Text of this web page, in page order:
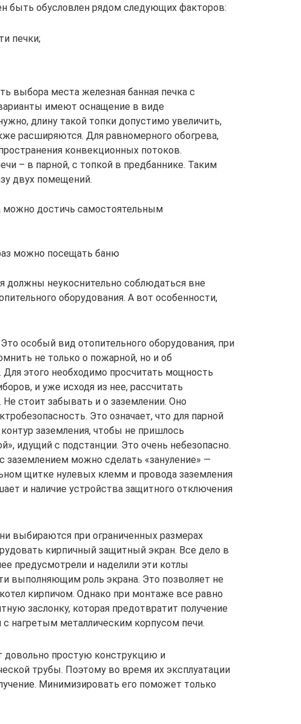
быть обусловлен рядом следующих факторов:
печки;
выбора места железная банная печка с
имеют оснащение в виде
длину такой топки допустимо увеличить,
расширяются. Для равномерного обогрева,
конвекционных потоков.
– в парной, с топкой в предбаннике. Таким
двух помещений.
можно достичь самостоятельным
можно посещать баню
неукоснительно соблюдаться вне
оборудования. А вот особенности,
особый вид отопительного оборудования, при
не только о пожарной, но и об
Для этого необходимо просчитать мощность
и уже исходя из нее, рассчитать
стоит забывать и о заземлении. Оно
Это означает, что для парной
заземления, чтобы не пришлось
идущий с подстанции. Это очень небезопасно.
заземлением можно сделать «зануление» —
щитке нулевых клемм и провода заземления
и наличие устройства защитного отключения
выбираются при ограниченных размерах
кирпичный защитный экран. Все дело в
предусмотрели и наделили эти котлы
выполняющим роль экрана. Это позволяет не
кирпичом. Однако при монтаже все равно
заслонку, которая предотвратит получение
нагретым металлическим корпусом печи.
простую конструкцию и
трубы. Поэтому во время их эксплуатации
Минимизировать его поможет только